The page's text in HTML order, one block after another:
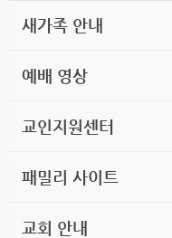
새가족 안내
예배 영상
교인지원센터
패밀리 사이트
교회 안내